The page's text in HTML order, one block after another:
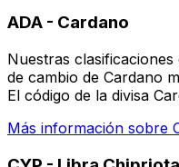
ADA - Cardano
Nuestras
de cambio de Cardano
El código de la divisa
Más información sobre